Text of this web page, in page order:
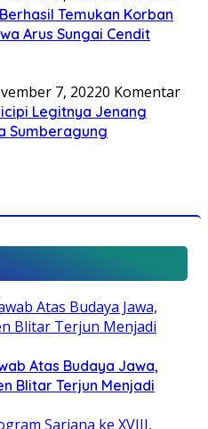
Temukan Korban
Arus Sungai Cendit
7, 20220 Komentar
Legitnya Jenang
Sumberagung
Atas Budaya Jawa,
Blitar Terjun Menjadi